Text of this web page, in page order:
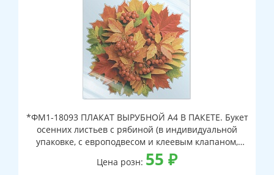
*ФМ1-18093 ПЛАКАТ ВЫРУБНОЙ А4 В ПАКЕТЕ. Букет
осенних листьев с рябиной (в индивидуальной
упаковке, с европодвесом и клеевым клапаном,
двухсторонний, ВД-лак)
Цена розн: 55 ₽